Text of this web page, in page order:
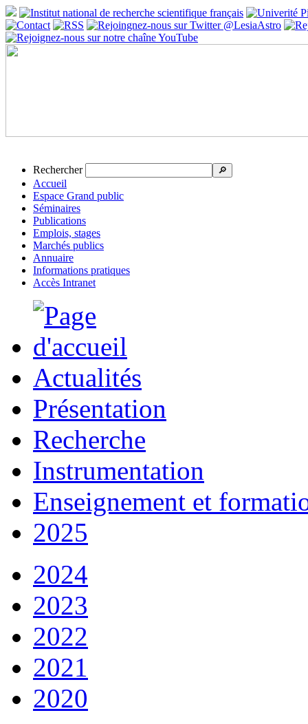
Rechercher 🔎
Accueil
Espace Grand public
Séminaires
Publications
Emplois, stages
Marchés publics
Annuaire
Informations pratiques
Accès Intranet
Actualités
Présentation
Recherche
Instrumentation
Enseignement et
2025
2024
2023
2022
2021
2020